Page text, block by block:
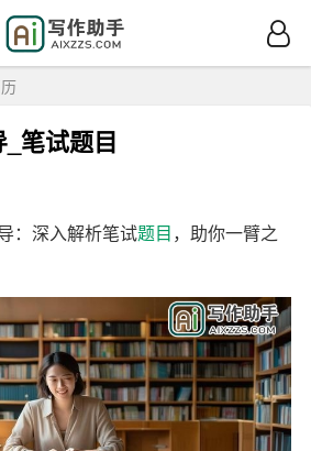
笔试题目
：深入解析笔试题目，助你一臂之